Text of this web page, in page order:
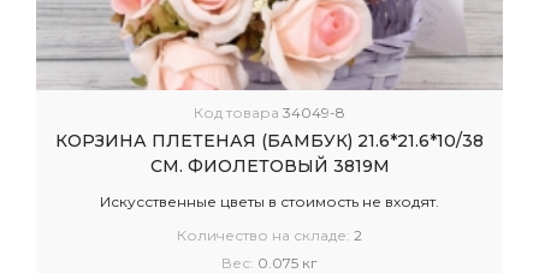
Код товара 34049-8
КОРЗИНА ПЛЕТЕНАЯ (БАМБУК) 21.6*21.6*10/38
СМ. ФИОЛЕТОВЫЙ 3819М
Искусственные цветы в стоимость не входят.
Количество на складе: 2
Вес: 0.075 кг